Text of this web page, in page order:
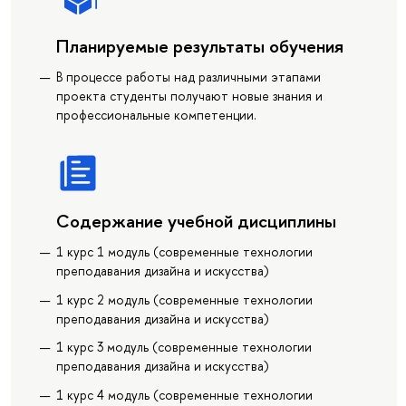
Планируемые результаты обучения
В процессе работы над различными этапами
проекта студенты получают новые знания и
профессиональные компетенции.
Содержание учебной дисциплины
1 курс 1 модуль (современные технологии
преподавания дизайна и искусства)
1 курс 2 модуль (современные технологии
преподавания дизайна и искусства)
1 курс 3 модуль (современные технологии
преподавания дизайна и искусства)
1 курс 4 модуль (современные технологии